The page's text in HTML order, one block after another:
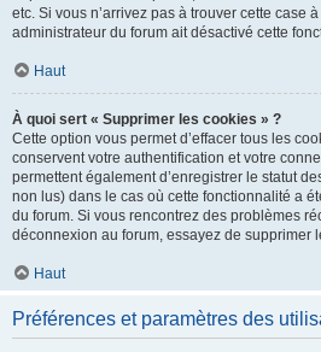
etc. Si vous n’arrivez pas à trouver cette case
administrateur du forum ait désactivé cette
Haut
À quoi sert « Supprimer les cookies » ?
Cette option vous permet d’effacer tous les
conservent votre authentification et votre
permettent également d’enregistrer le statut
non lus) dans le cas où cette fonctionnalité a
du forum. Si vous rencontrez des problèmes
déconnexion au forum, essayez de supprimer
Haut
Préférences et paramètres des